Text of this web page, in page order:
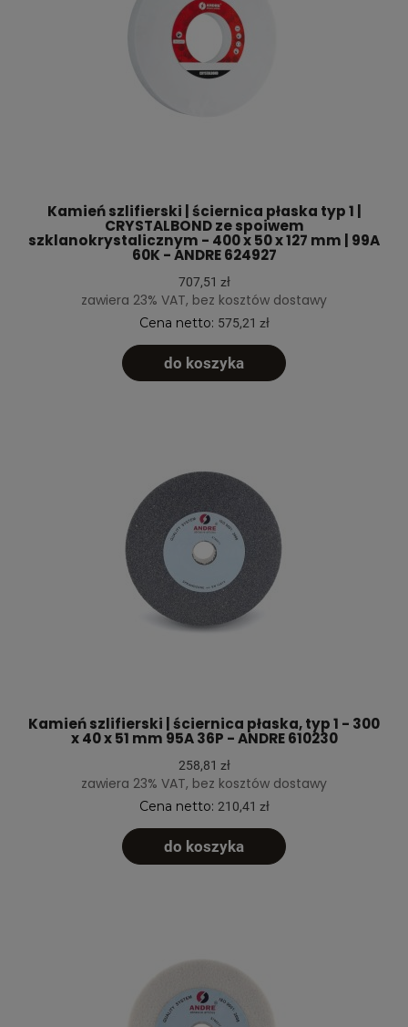
Kamień szlifierski | ściernica płaska typ 1 |
CRYSTALBOND ze spoiwem
szklanokrystalicznym - 400 x 50 x 127 mm | 99A
60K - ANDRE 624927
707,51 zł
zawiera 23% VAT, bez kosztów dostawy
Cena netto: 575,21 zł
do koszyka
Kamień szlifierski | ściernica płaska, typ 1 - 300
x 40 x 51 mm 95A 36P - ANDRE 610230
258,81 zł
zawiera 23% VAT, bez kosztów dostawy
Cena netto: 210,41 zł
do koszyka